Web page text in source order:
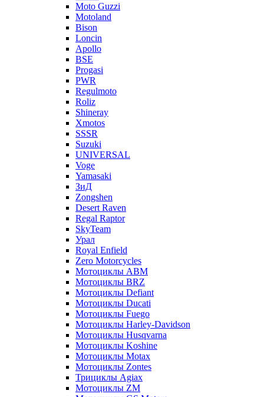
Moto Guzzi
Motoland
Bison
Loncin
Apollo
BSE
Progasi
PWR
Regulmoto
Roliz
Shineray
Xmotos
SSSR
Suzuki
UNIVERSAL
Voge
Yamasaki
ЗиД
Zongshen
Desert Raven
Regal Raptor
SkyTeam
Урал
Royal Enfield
Zero Motorcycles
Мотоциклы ABM
Мотоциклы BRZ
Мотоциклы Defiant
Мотоциклы Ducati
Мотоциклы Fuego
Мотоциклы Harley-Davidson
Мотоциклы Husqvarna
Мотоциклы Koshine
Мотоциклы Motax
Мотоциклы Zontes
Трициклы Agiax
Мотоциклы ZM